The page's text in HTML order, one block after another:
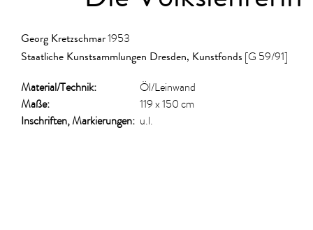
Georg Kretzschmar1953
Staatliche Kunstsammlungen Dresden, Kunstfonds [G 59/91]
Material/​Technik:
Öl/Leinwand
Maße:
119 x 150 cm
Inschriften, Markierungen: u.l.